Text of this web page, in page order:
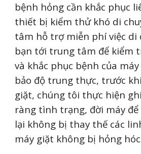
bệnh hỏng cần khắc phục
thiết bị kiểm thử khó di
tâm hỗ trợ miễn phí việc di
bạn tới trung tâm để kiểm
và khắc phục bệnh của
bảo độ trung thực, trước
giặt, chúng tôi thực hiện
ràng tình trạng, đời máy để
lại không bị thay thế các
máy giặt không bị hỏng